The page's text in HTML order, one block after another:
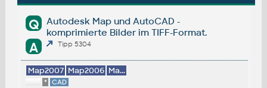
Q
Autodesk Map und AutoCAD -
komprimierte Bilder im TIFF-Format.
A Tipp 5304
Map2007 Map2006 Ma...
* CAD